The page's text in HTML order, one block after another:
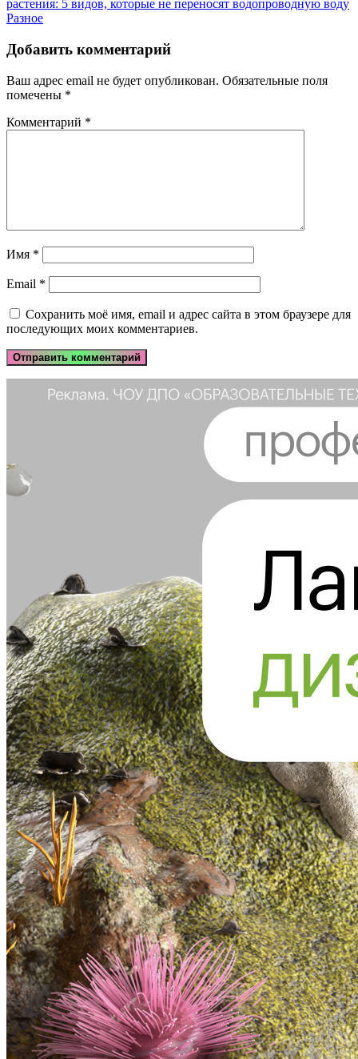
растения: 5 видов, которые не переносят водопроводную воду
Разное
Добавить комментарий
Ваш адрес email не будет опубликован. Обязательные поля
помечены *
Комментарий *
Имя *
Email *
Сохранить моё имя, email и адрес сайта в этом браузере для
последующих моих комментариев.